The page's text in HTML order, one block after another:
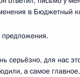
в Бюджетный
предложения.
серьёзно, для нас
а самое